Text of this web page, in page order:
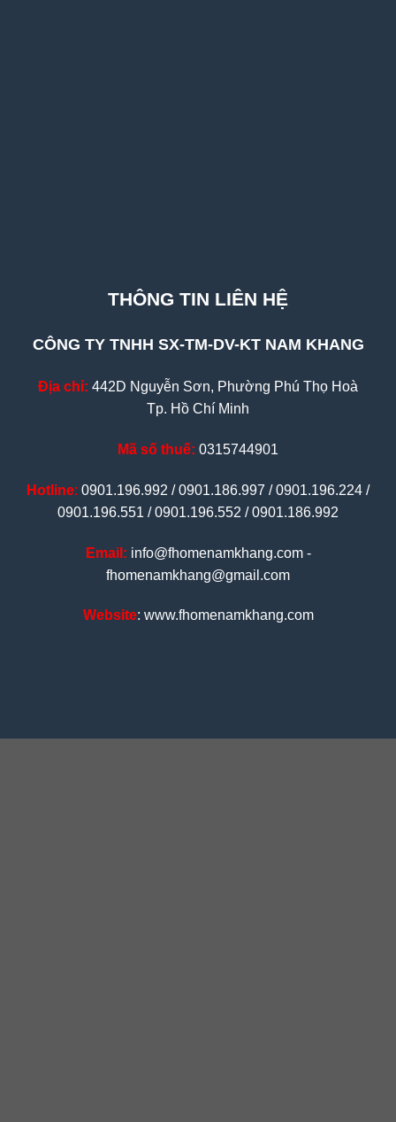
THÔNG TIN LIÊN HỆ
CÔNG TY TNHH SX-TM-DV-KT NAM KHANG
Địa chỉ: 442D Nguyễn Sơn, Phường Phú Thọ Hoà
Tp. Hồ Chí Minh
Mã số thuế: 0315744901
Hotline: 0901.196.992 / 0901.186.997 / 0901.196.224 /
0901.196.551 / 0901.196.552 / 0901.186.992
Email: info@fhomenamkhang.com -
fhomenamkhang@gmail.com
Website: www.fhomenamkhang.com